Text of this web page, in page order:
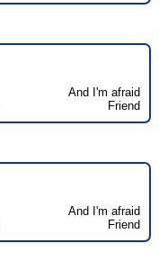
And I'm afraid
Friend
And I'm afraid
Friend